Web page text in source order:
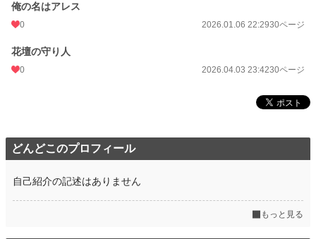
俺の名はアレス
0 2026.01.06 22:2930ページ
花壇の守り人
0 2026.04.03 23:4230ページ
どんどこのプロフィール
自己紹介の記述はありません
もっと見る